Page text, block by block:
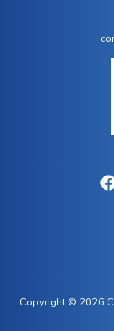
Copyright © 2026